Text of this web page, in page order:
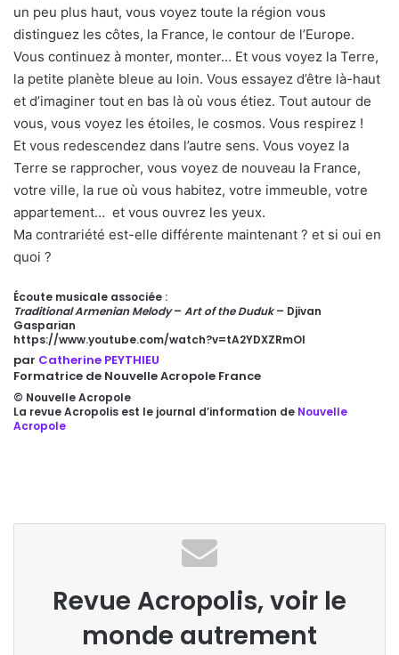
un peu plus haut, vous voyez toute la région vous
distinguez les côtes, la France, le contour de l’Europe.
Vous continuez à monter, monter… Et vous voyez la Terre,
la petite planète bleue au loin. Vous essayez d’être là-haut
et d’imaginer tout en bas là où vous étiez. Tout autour de
vous, vous voyez les étoiles, le cosmos. Vous respirez !
Et vous redescendez dans l’autre sens. Vous voyez la
Terre se rapprocher, vous voyez de nouveau la France,
votre ville, la rue où vous habitez, votre immeuble, votre
appartement… et vous ouvrez les yeux.
Ma contrariété est-elle différente maintenant ? et si oui en
quoi ?
Écoute musicale associée :
Traditional Armenian Melody– Art of the Duduk– Djivan
Gasparian
https://www.youtube.com/watch?v=tA2YDXZRmOI
par Catherine PEYTHIEU
Formatrice de Nouvelle Acropole France
© Nouvelle Acropole
La revue Acropolis est le journal d’information de Nouvelle
Acropole
Revue Acropolis, voir le
monde autrement